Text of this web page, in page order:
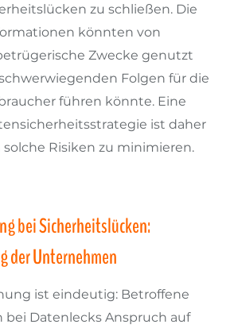
zu schließen. Die
könnten von
Zwecke genutzt
Folgen für die
führen könnte. Eine
ist daher
solche Risiken zu minimieren.
bei Sicherheitslücken:
der Unternehmen
ist eindeutig: Betroffene
bei Datenlecks Anspruch auf